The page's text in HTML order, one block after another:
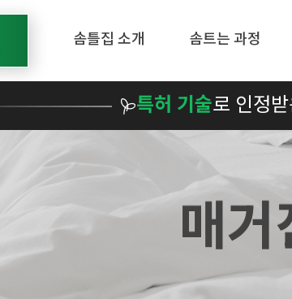
솜틀집 소개 솜트는 과정
특허 기술로 인정
매거